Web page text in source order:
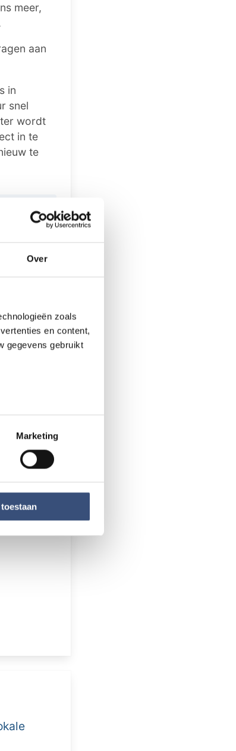
Over
zoals
en content,
gegevens gebruikt
in. U kunt uw
voor social
die u aan ze heeft
Marketing
meer,
aan
in
snel
wordt
in te
te
niet